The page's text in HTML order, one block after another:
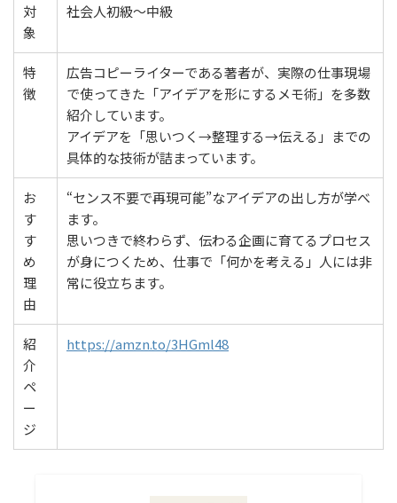
対
象
社会人初級〜中級
特
徴
広告コピーライターである著者が、実際の仕事現場
で使ってきた「アイデアを形にするメモ術」を多数
紹介しています。
アイデアを「思いつく→整理する→伝える」までの
具体的な技術が詰まっています。
お
す
す
め
理
由
“センス不要で再現可能”なアイデアの出し方が学べ
ます。
思いつきで終わらず、伝わる企画に育てるプロセス
が身につくため、仕事で「何かを考える」人には非
常に役立ちます。
紹
介
ペ
ー
ジ
https://amzn.to/3HGml48